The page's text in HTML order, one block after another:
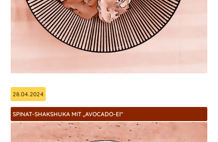
28.04.2024
SPINAT-SHAKSHUKA MIT „AVOCADO-EI“